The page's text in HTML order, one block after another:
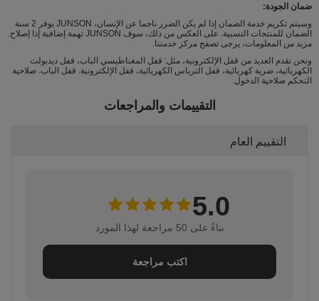
ضمان الجودة:
وسيتم تكريم خدمة الضمان إذا لم يكن الضرر ناجما عن الإنسان، JUNSON يوفر 2 سنة
الضمان للمنتجات النسبية. على العكس من ذلك، سوف JUNSON تهمة إضافية إذا إصلاح.
مزيد من المعلومات، يرجى تصفح مركز خدمتنا.
ونحن نقدم العديد من قفل الإلكترونية، مثل: قفل المغناطيسي الباب، قفل ديدبولت
الكهربائية، ضربة كهربائية، قفل الترباس الكهربائية، قفل الإلكترونية. قفل الباب. صلاحية
التحكم صلاحية الدخول.
التقييمات والمراجعات
التقييم العام
5.0
بناءً على 50 مراجعة لهذا المورد
اكتب مراجعة